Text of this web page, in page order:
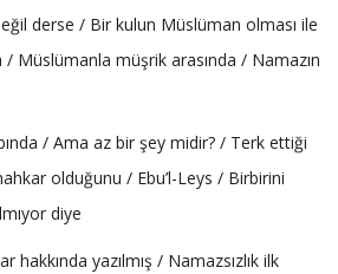
derse / Bir kulun Müslüman olması ile
/ Müslümanla müşrik arasında / Namazın
/ Ama az bir şey midir? / Terk ettiği
olduğunu / Ebu’l-Leys / Birbirini
diye
hakkında yazılmış / Namazsızlık ilk